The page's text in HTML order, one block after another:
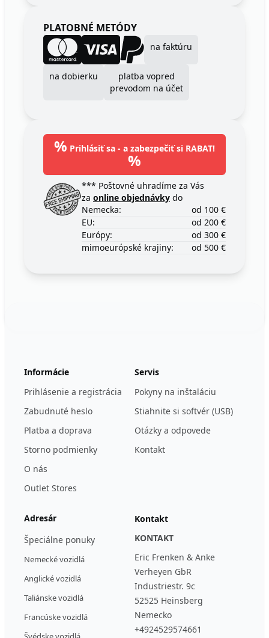
PLATOBNÉ METÓDY
na faktúru
na dobierku
platba vopred
prevodom na účet
% Prihlásiť sa - a zabezpečiť si RABAT!
%
*** Poštovné uhradíme za Vás
za online objednávky do
Nemecka:
od 100 €
EU:
od 200 €
Európy:
od 300 €
mimoeurópské krajiny:
od 500 €
Informácie
Prihlásenie a registrácia
Zabudnuté heslo
Platba a doprava
Storno podmienky
O nás
Outlet Stores
Servis
Pokyny na inštaláciu
Stiahnite si softvér (USB)
Otázky a odpovede
Kontakt
Adresár
Špeciálne ponuky
Nemecké vozidlá
Anglické vozidlá
Taliánske vozidlá
Francúske vozidlá
Kontakt
KONTAKT
Eric Frenken & Anke
Verheyen GbR
Industriestr. 9c
52525 Heinsberg
Nemecko
+4924529574661